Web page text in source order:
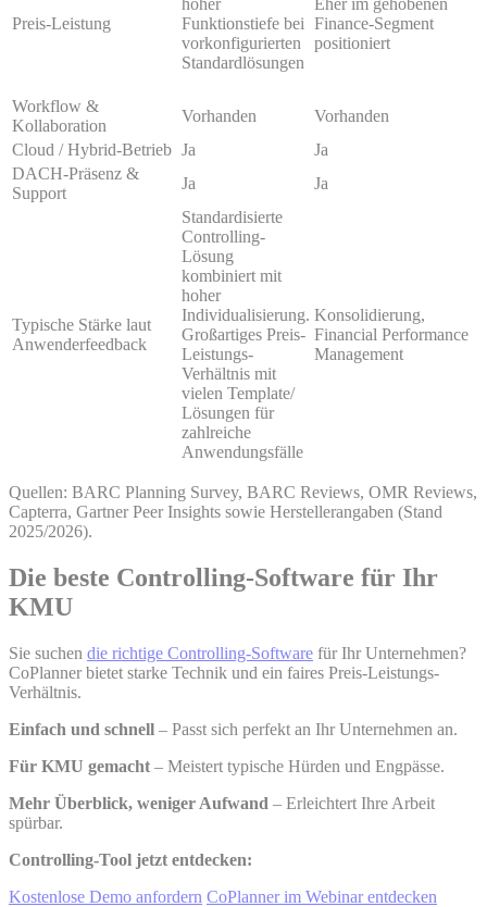
Preis-Leistung
hoher
Funktionstiefe bei
vorkonfigurierten
Standardlösungen
Eher im gehobenen
Finance-Segment
positioniert
Workflow &
Kollaboration
Vorhanden
Vorhanden
Cloud / Hybrid-Betrieb Ja
Ja
DACH-Präsenz &
Support
Ja Ja
Typische Stärke laut
Anwenderfeedback
Standardisierte
Controlling-
Lösung
kombiniert mit
hoher
Individualisierung.
Großartiges Preis-
Leistungs-
Verhältnis mit
vielen Template/
Lösungen für
zahlreiche
Anwendungsfälle
Konsolidierung,
Financial Performance
Management
Quellen: BARC Planning Survey, BARC Reviews, OMR Reviews,
Capterra, Gartner Peer Insights sowie Herstellerangaben (Stand
2025/2026).
Die beste Controlling-Software für Ihr
KMU
Sie suchen die richtige Controlling-Software für Ihr Unternehmen?
CoPlanner bietet starke Technik und ein faires Preis-Leistungs-
Verhältnis.
Einfach und schnell – Passt sich perfekt an Ihr Unternehmen an.
Für KMU gemacht – Meistert typische Hürden und Engpässe.
Mehr Überblick, weniger Aufwand – Erleichtert Ihre Arbeit
spürbar.
Controlling-Tool jetzt entdecken:
Kostenlose Demo anfordern CoPlanner im Webinar entdecken